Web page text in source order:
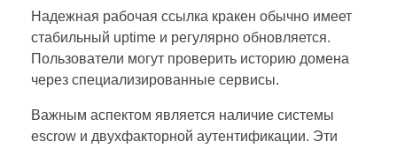
Надежная рабочая ссылка кракен обычно имеет
стабильный uptime и регулярно обновляется.
Пользователи могут проверить историю домена
через специализированные сервисы.
Важным аспектом является наличие системы
escrow и двухфакторной аутентификации. Эти